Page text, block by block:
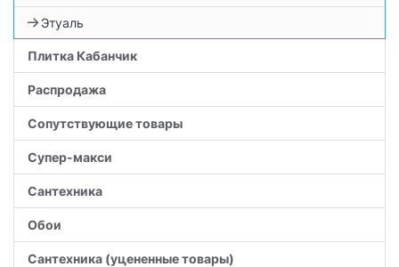
Этуаль
Плитка Кабанчик
Распродажа
Сопутствующие товары
Супер-макси
Сантехника
Обои
Сантехника (уцененные товары)